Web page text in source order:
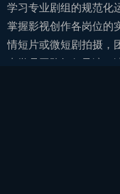
学习专业剧组的规范化
掌握影视创作各岗位的
情短片或微短剧拍摄，